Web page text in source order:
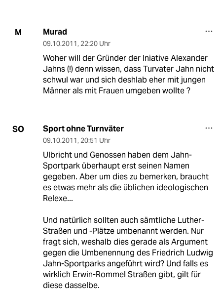
M Murad
09.10.2011, 22:20 Uhr
Woher will der Gründer der Iniative Alexander
Jahns (!) denn wissen, dass Turvater Jahn nicht
schwul war und sich deshlab eher mit jungen
Männer als mit Frauen umgeben wollte ?
SO Sport ohne Turnväter
09.10.2011, 20:51 Uhr
Ulbricht und Genossen haben dem Jahn-
Sportpark überhaupt erst seinen Namen
gegeben. Aber um dies zu bemerken, braucht
es etwas mehr als die üblichen ideologischen
Relexe...
Und natürlich sollten auch sämtliche Luther-
Straßen und -Plätze umbenannt werden. Nur
fragt sich, weshalb dies gerade als Argument
gegen die Umbenennung des Friedrich Ludwig
Jahn-Sportparks angeführt wird? Und falls es
wirklich Erwin-Rommel Straßen gibt, gilt für
diese dasselbe.